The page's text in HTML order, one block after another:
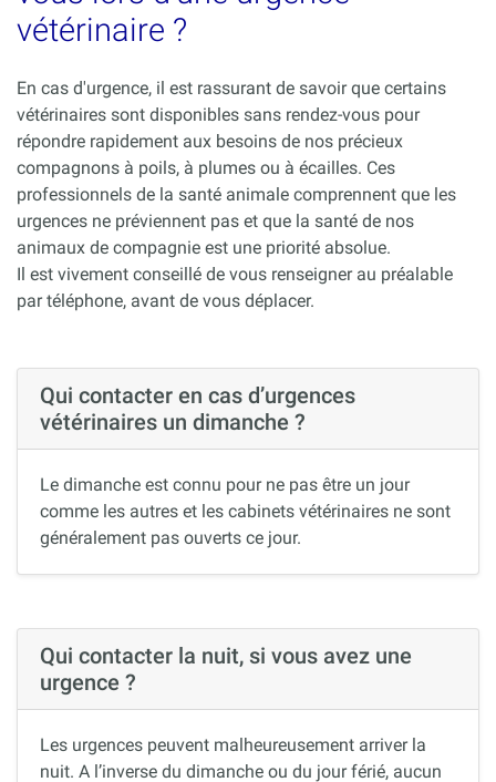
vétérinaire ?
En cas d'urgence, il est rassurant de savoir que certains
vétérinaires sont disponibles sans rendez-vous pour
répondre rapidement aux besoins de nos précieux
compagnons à poils, à plumes ou à écailles. Ces
professionnels de la santé animale comprennent que les
urgences ne préviennent pas et que la santé de nos
animaux de compagnie est une priorité absolue.
Il est vivement conseillé de vous renseigner au préalable
par téléphone, avant de vous déplacer.
Qui contacter en cas d’urgences
vétérinaires un dimanche ?
Le dimanche est connu pour ne pas être un jour
comme les autres et les cabinets vétérinaires ne sont
généralement pas ouverts ce jour.
Qui contacter la nuit, si vous avez une
urgence ?
Les urgences peuvent malheureusement arriver la
nuit. A l’inverse du dimanche ou du jour férié, aucun